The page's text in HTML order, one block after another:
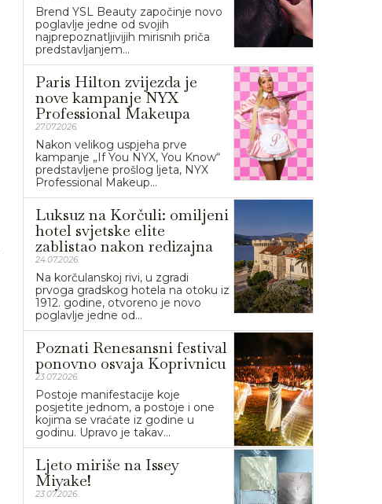
Brend YSL Beauty započinje novo
poglavlje jedne od svojih
najprepoznatljivijih mirisnih priča
predstavljanjem...
Paris Hilton zvijezda je
nove kampanje NYX
Professional Makeupa
27.07.2026.
Nakon velikog uspjeha prve
kampanje „If You NYX, You Know“
predstavljene prošlog ljeta, NYX
Professional Makeup...
Luksuz na Korčuli: omiljeni
hotel svjetske elite
zablistao nakon redizajna
24.07.2026.
Na korčulanskoj rivi, u zgradi
prvoga gradskog hotela na otoku iz
1912. godine, otvoreno je novo
poglavlje jedne od...
Poznati Renesansni festival
ponovno osvaja Koprivnicu
23.07.2026.
Postoje manifestacije koje
posjetite jednom, a postoje i one
kojima se vraćate iz godine u
godinu. Upravo je takav...
Ljeto miriše na Issey
Miyake!
23.07.2026.